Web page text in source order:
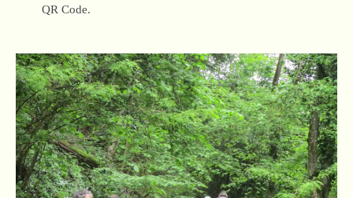
QR Code.